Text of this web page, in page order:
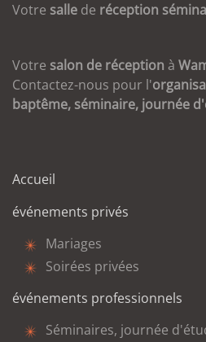
Votre salle de réception
Votre salon de réception à
Contactez-nous pour l'
baptême, séminaire, journée
Accueil
événements privés
Mariages
Soirées privées
événements professionnels
Séminaires, journée